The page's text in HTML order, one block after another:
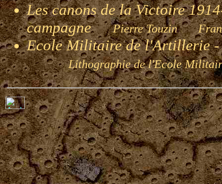
Les canons de la Victoire
campagnePierre Touzin
Ecole Militaire de l'Artillerie -
Lithographie de l'Ecole